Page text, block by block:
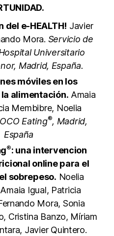
del e-HEALTH! Javier
Mora. Servicio de
Universitario
Madrid, España.
móviles en los
alimentación. Amaia
Membibre, Noelia
Eating®, Madrid,
España
®: una intervencion
online para el
sobrepeso. Noelia
Igual, Patricia
Mora, Sonia
Cristina Banzo, Míriam
Javier Quintero.